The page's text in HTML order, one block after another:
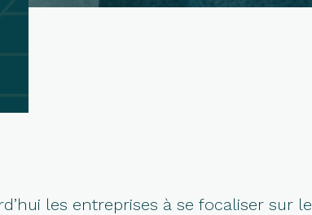
les entreprises à se focaliser sur le